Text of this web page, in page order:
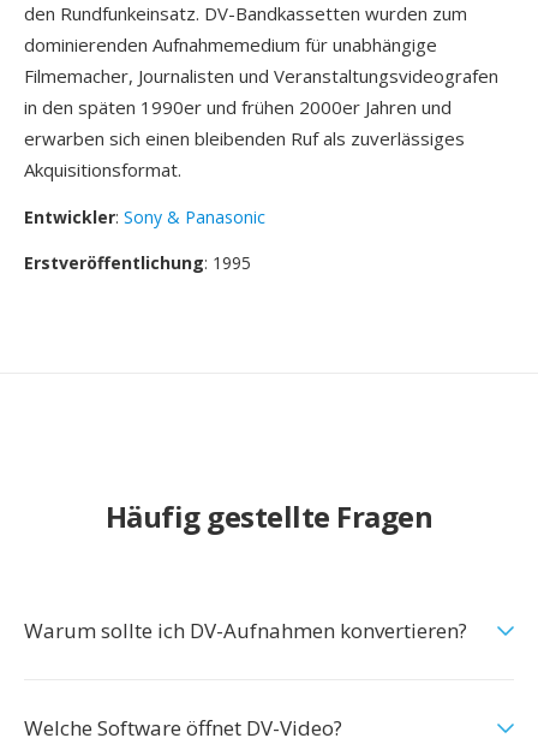
den Rundfunkeinsatz. DV-Bandkassetten wurden zum
dominierenden Aufnahmemedium für unabhängige
Filmemacher, Journalisten und Veranstaltungsvideografen
in den späten 1990er und frühen 2000er Jahren und
erwarben sich einen bleibenden Ruf als zuverlässiges
Akquisitionsformat.
Entwickler: Sony & Panasonic
Erstveröffentlichung: 1995
Häufig gestellte Fragen
Warum sollte ich DV-Aufnahmen konvertieren?
Welche Software öffnet DV-Video?